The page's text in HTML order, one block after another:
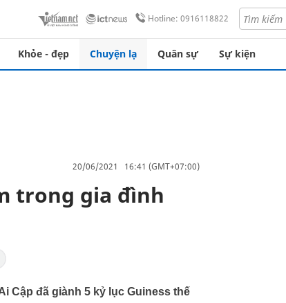
Hotline: 0916118822
Khỏe - đẹp Chuyện lạ Quân sự Sự kiện
20/06/2021 16:41 (GMT+07:00)
trong gia đình
Cập đã giành 5 kỷ lục Guiness thế